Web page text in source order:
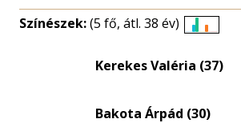
Színészek:(5 fő, átl. 38 év)
eloszlás
Kerekes Valéria (37)
Bakota Árpád (30)